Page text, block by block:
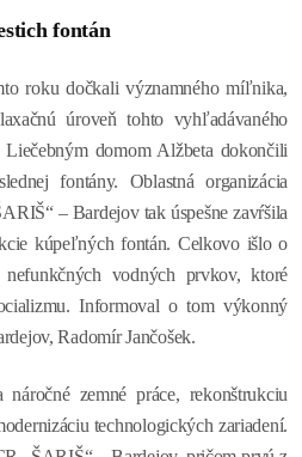
fontán
roku dočkali významného míľnika,
úroveň tohto vyhľadávaného
domom Alžbeta dokončili
fontány. Oblastná organizácia
– Bardejov tak úspešne zavŕšila
kúpeľných fontán. Celkovo išlo o
vodných prvkov, ktoré
Informoval o tom výkonný
Radomír Jančošek.
zemné práce, rekonštrukciu
technologických zariadení.